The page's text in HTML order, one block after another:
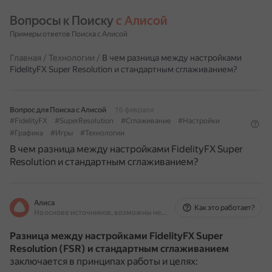
Вопросы к Поиску с Алисой
Примеры ответов Поиска с Алисой
Главная / Технологии / В чем разница между настройками
FidelityFX Super Resolution и стандартным сглаживанием?
Вопрос для Поиска с Алисой
16 февраля
#FidelityFX
#SuperResolution #Сглаживание
#Настройки
#Графика
#Игры #Технологии
В чем разница между настройками FidelityFX Super
Resolution и стандартным сглаживанием?
Алиса
На основе источников, возможны неточности
Как это работает?
Разница между настройками FidelityFX Super
Resolution (FSR) и стандартным сглаживанием
заключается в принципах работы и целях: